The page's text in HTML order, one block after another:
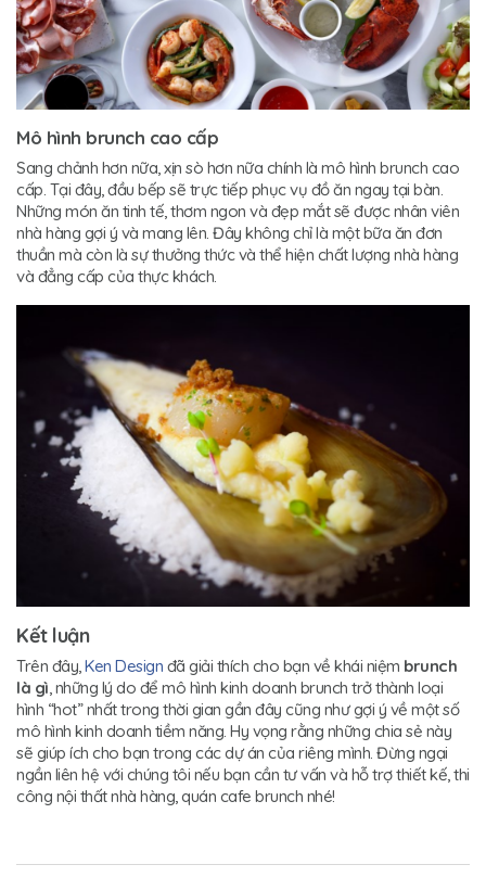
Mô hình brunch cao cấp
Sang chảnh hơn nữa, xịn sò hơn nữa chính là mô hình brunch cao
cấp. Tại đây, đầu bếp sẽ trực tiếp phục vụ đồ ăn ngay tại bàn.
Những món ăn tinh tế, thơm ngon và đẹp mắt sẽ được nhân viên
nhà hàng gợi ý và mang lên. Đây không chỉ là một bữa ăn đơn
thuần mà còn là sự thưởng thức và thể hiện chất lượng nhà hàng
và đẳng cấp của thực khách.
Kết luận
Trên đây,Ken Design đã giải thích cho bạn về khái niệm brunch
là gì, những lý do để mô hình kinh doanh brunch trở thành loại
hình “hot” nhất trong thời gian gần đây cũng như gợi ý về một số
mô hình kinh doanh tiềm năng. Hy vọng rằng những chia sẻ này
sẽ giúp ích cho bạn trong các dự án của riêng mình. Đừng ngại
ngần liên hệ với chúng tôi nếu bạn cần tư vấn và hỗ trợ thiết kế, thi
công nội thất nhà hàng, quán cafe brunch nhé!